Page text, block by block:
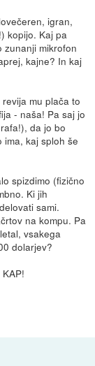
igran,
kopijo. Kaj pa
zunanji mikrofon
kajne? In kaj
mu plača to
- naša! Pa saj jo
da jo bo
kaj sploh še
spizdimo (fizično
Ki jih
sami.
na kompu. Pa
vsakega
dolarjev?